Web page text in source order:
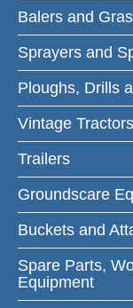
Balers and
Sprayers and
Ploughs, Drills
Vintage Tractors
Trailers
Groundscare
Buckets and
Spare Parts,
Equipment